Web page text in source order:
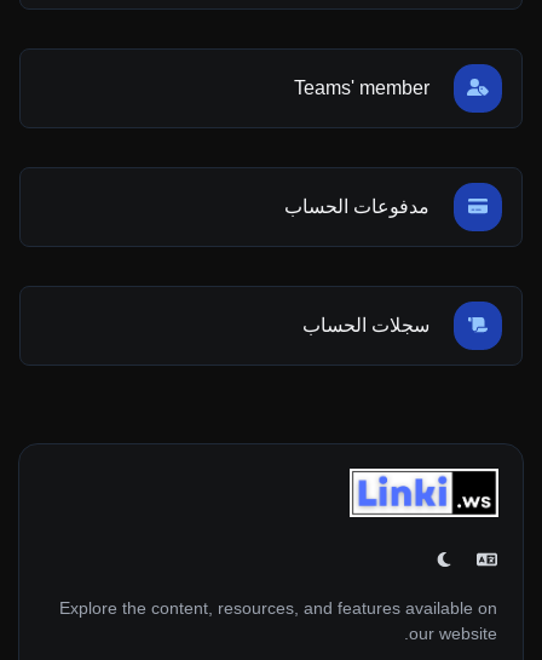
Teams' member
مدفوعات الحساب
سجلات الحساب
Explore the content, resources, and features available on
our website.